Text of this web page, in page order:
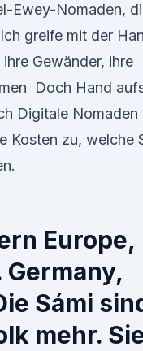
Ewey-Nomaden,
greife mit der
Gewänder, ihre
Doch Hand
Digitale Nomaden
Kosten zu, welche
Europe,
Sámi
mehr.